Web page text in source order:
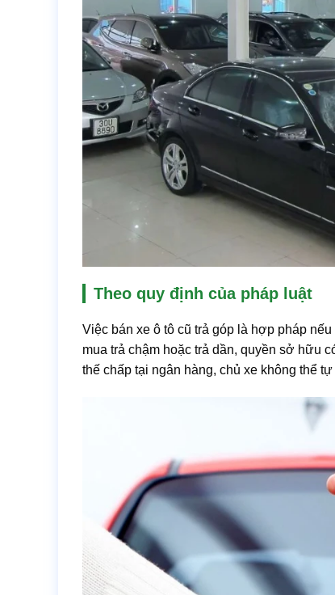
Theo quy định của pháp luật
Việc bán xe ô tô cũ trả góp là hợp pháp
mua trả chậm hoặc trả dần, quyền sở hữu
thế chấp tại ngân hàng, chủ xe không thể